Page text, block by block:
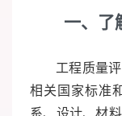
一、了
工程质量
相关国家标准